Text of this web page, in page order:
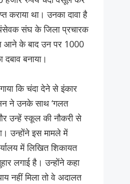
कराया था। उनका दावा है
संघ के जिला प्रचारक
के बाद उन पर 1000
बनाया।
कि चंदा देने से इंकार
ने उनके साथ ‘गलत
उन्हें स्कूल की नौकरी से
उन्होंने इस मामले में
में लिखित शिकायत
लगाई है। उन्होंने कहा
नहीं मिला तो वे अदालत